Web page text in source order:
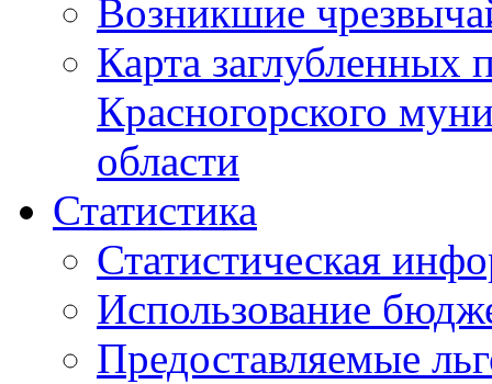
Возникшие
Карта
Красногорского
области
Статистика
Статистическая
Использование
Предоставляемые